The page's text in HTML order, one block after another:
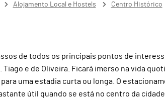
Alojamento Local e Hostels Centro Histórico
de todos os principais pontos de
e de Oliveira. Ficará imerso na vida
uma estadia curta ou longa. O
útil quando se está no centro da cidade.